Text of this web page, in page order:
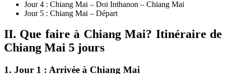
Jour 4 : Chiang Mai – Doi Inthanon – Chiang Mai
Jour 5 : Chiang Mai – Départ
II. Que faire à Chiang Mai? Itinéraire de
Chiang Mai 5 jours
1. Jour 1 : Arrivée à Chiang Mai